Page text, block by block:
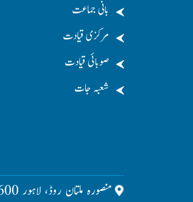
بانی جماعت
مرکزی قیادت
صوبائی قیادت
شعبہ جات
منصورہ ملتان روڈ، لاہور 54600